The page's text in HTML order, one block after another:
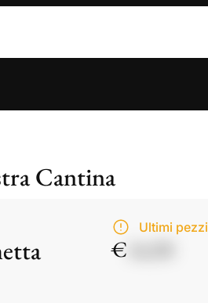
Cantina
Ultimi pezzi
€